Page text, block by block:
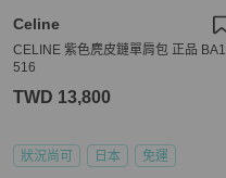
Celine
CELINE 紫色麂皮鏈單肩包 正品 BA1
516
TWD 13,800
狀況尚可 日本 免運